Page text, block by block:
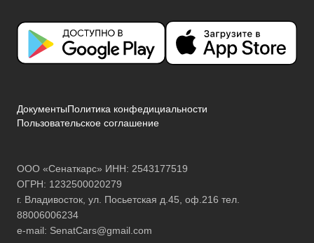
ДокументыПолитика конфедициальности
Пользовательское соглашение
ООО «Сенаткарс» ИНН: 2543177519
ОГРН: 1232500020279
г. Владивосток, ул. Посьетская д.45, оф.216 тел.
88006006234
e-mail: SenatCars@gmail.com